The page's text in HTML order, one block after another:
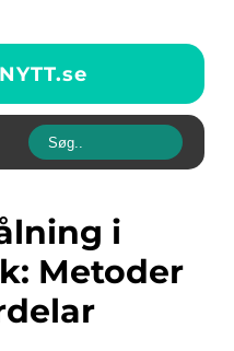
se
Metoder